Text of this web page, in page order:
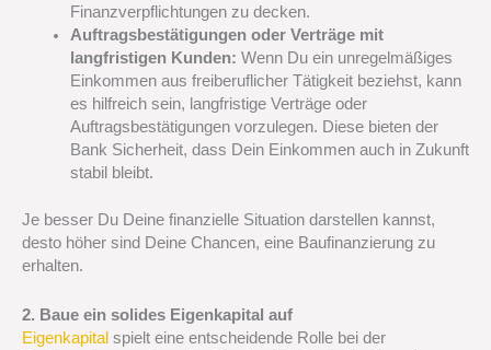
Finanzverpflichtungen zu decken.
Auftragsbestätigungen oder Verträge mit
langfristigen Kunden: Wenn Du ein unregelmäßiges
Einkommen aus freiberuflicher Tätigkeit beziehst, kann
es hilfreich sein, langfristige Verträge oder
Auftragsbestätigungen vorzulegen. Diese bieten der
Bank Sicherheit, dass Dein Einkommen auch in Zukunft
stabil bleibt.
Je besser Du Deine finanzielle Situation darstellen kannst,
desto höher sind Deine Chancen, eine Baufinanzierung zu
erhalten.
2. Baue ein solides Eigenkapital auf
Eigenkapital spielt eine entscheidende Rolle bei der